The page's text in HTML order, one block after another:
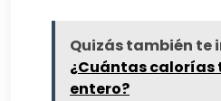
Quizás también te
¿Cuántas calorías
entero?